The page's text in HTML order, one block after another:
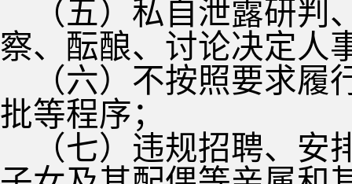
（五）私自泄露研
察、酝酿、讨论决定人
（六）不按照要求
批等程序；
（七）违规招聘、